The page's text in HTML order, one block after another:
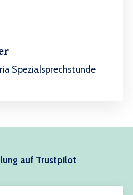
Spezialsprechstunde
auf Trustpilot